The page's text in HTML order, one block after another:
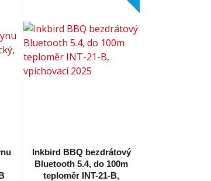
Inkbird BBQ bezdrátový
Bluetooth 5.4, do 100m
teploměr INT-21-B,